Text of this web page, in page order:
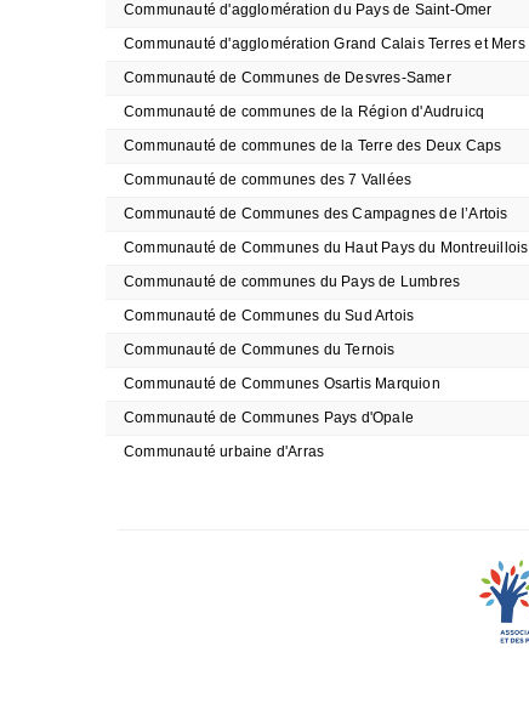
Communauté d'agglomération du Pays de Saint-Omer
Communauté d'agglomération Grand Calais Terres et Mers
Communauté de Communes de Desvres-Samer
Communauté de communes de la Région d'Audruicq
Communauté de communes de la Terre des Deux Caps
Communauté de communes des 7 Vallées
Communauté de Communes des Campagnes de l’Artois
Communauté de Communes du Haut Pays du Montreuillois
Communauté de communes du Pays de Lumbres
Communauté de Communes du Sud Artois
Communauté de Communes du Ternois
Communauté de Communes Osartis Marquion
Communauté de Communes Pays d'Opale
Communauté urbaine d'Arras